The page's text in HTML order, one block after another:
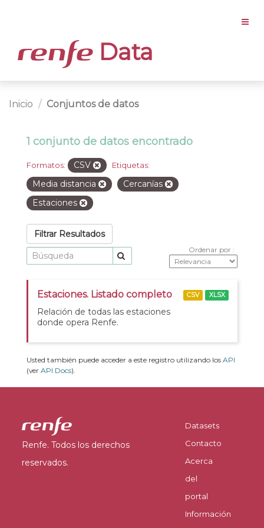
Data
Inicio Conjuntos de datos
1 conjunto de datos encontrado
Formatos: CSV Etiquetas:
Media distancia
Cercanías
Estaciones
Filtrar Resultados
Ordenar por
Estaciones. Listado completo
Relación de todas las estaciones
donde opera Renfe.
CSV XLSX
Usted también puede acceder a este registro utilizando los API
(ver API Docs).
Renfe. Todos los derechos
reservados.
Datasets
Contacto
Acerca
del
portal
Información